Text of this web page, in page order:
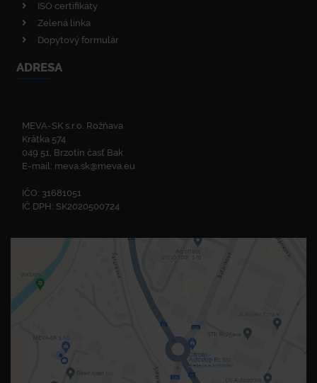
ISO certifikáty
Zelená linka
Dopytový formulár
ADRESA
MEVA-SK s.r.o. Rožňava
Krátka 574
049 51, Brzotín časť Bak
E-mail: meva.sk@meva.eu
IČO: 31681051
IČ DPH: SK2020500724